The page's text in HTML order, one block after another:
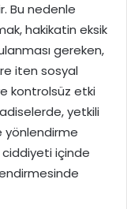
Bu nedenle
hakikatin eksik
gereken,
iten sosyal
kontrolsüz etki
yetkili
yönlendirme
içinde